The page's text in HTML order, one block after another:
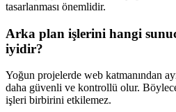
tasarlanması önemlidir.
Arka plan işlerini hangi
iyidir?
Yoğun projelerde web katmanından
daha güvenli ve kontrollü olur.
işleri birbirini etkilemez.